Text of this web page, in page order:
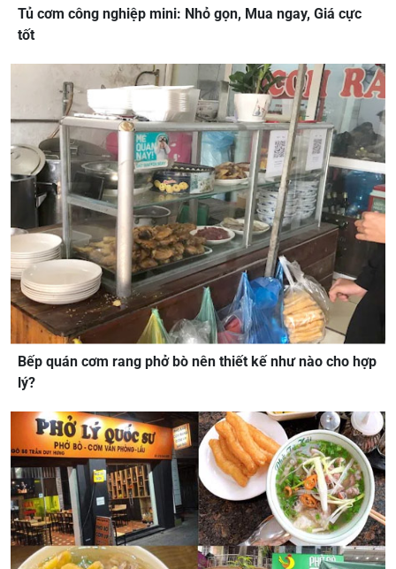
Tủ cơm công nghiệp mini: Nhỏ gọn, Mua ngay, Giá cực
tốt
Bếp quán cơm rang phở bò nên thiết kế như nào cho hợp
lý?